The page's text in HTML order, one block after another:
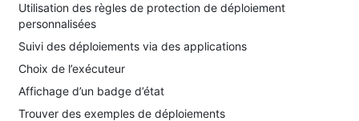
Utilisation des règles de protection de déploiement
personnalisées
Suivi des déploiements via des applications
Choix de l’exécuteur
Affichage d’un badge d’état
Trouver des exemples de déploiements